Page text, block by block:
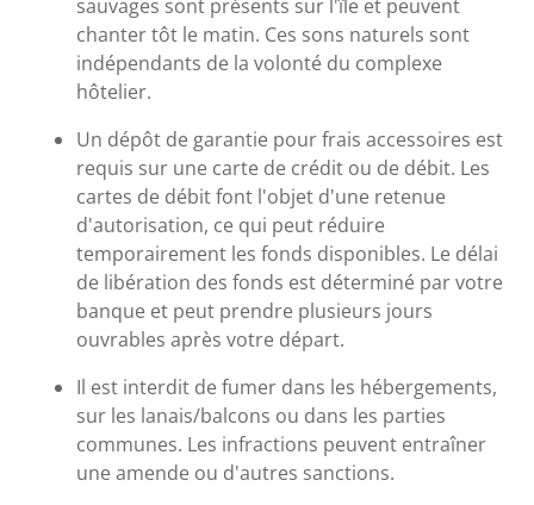
sauvages sont présents sur l'île et peuvent
chanter tôt le matin. Ces sons naturels sont
indépendants de la volonté du complexe
hôtelier.
Un dépôt de garantie pour frais accessoires est
requis sur une carte de crédit ou de débit. Les
cartes de débit font l'objet d'une retenue
d'autorisation, ce qui peut réduire
temporairement les fonds disponibles. Le délai
de libération des fonds est déterminé par votre
banque et peut prendre plusieurs jours
ouvrables après votre départ.
Il est interdit de fumer dans les hébergements,
sur les lanais/balcons ou dans les parties
communes. Les infractions peuvent entraîner
une amende ou d'autres sanctions.